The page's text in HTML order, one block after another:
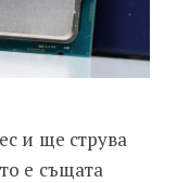
и ще струва
е същата